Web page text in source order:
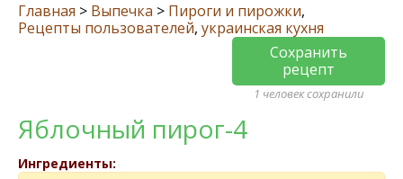
Главная > Выпечка > Пироги и пирожки,
Рецепты пользователей, украинская кухня
Сохранить
рецепт
1 человек сохранили
Яблочный пирог-4
Ингредиенты: